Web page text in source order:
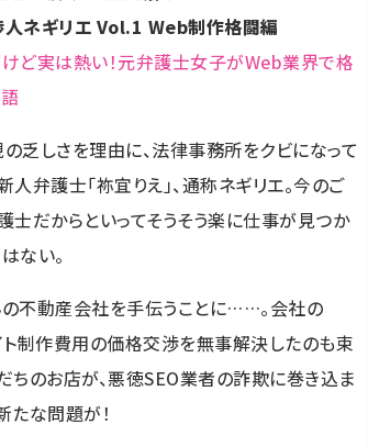
ネギリエ Vol.1 Web制作格闘編
ど実は熱い！元弁護士女子がWeb業界で格
乏しさを理由に、法律事務所をクビになって
人弁護士「祢宜りえ」、通称ネギリエ。今のご
士だからといってそうそう楽に仕事が見つか
ない。
不動産会社を手伝うことに……。会社の
制作費用の価格交渉を無事解決したのも束
ちのお店が、悪徳SEO業者の詐欺に巻き込ま
たな問題が！